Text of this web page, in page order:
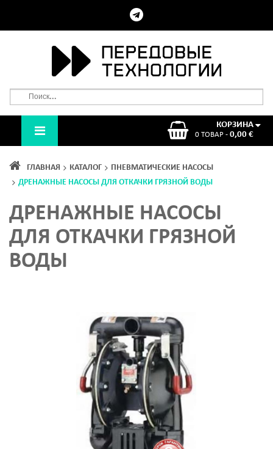
КОРЗИНА
0 ТОВАР - 0,00 €
ГЛАВНАЯ КАТАЛОГ
ПНЕВМАТИЧЕСКИЕ НАСОСЫ
ДРЕНАЖНЫЕ НАСОСЫ ДЛЯ ОТКАЧКИ ГРЯЗНОЙ ВОДЫ
ДРЕНАЖНЫЕ НАСОСЫ
ДЛЯ ОТКАЧКИ ГРЯЗНОЙ
ВОДЫ